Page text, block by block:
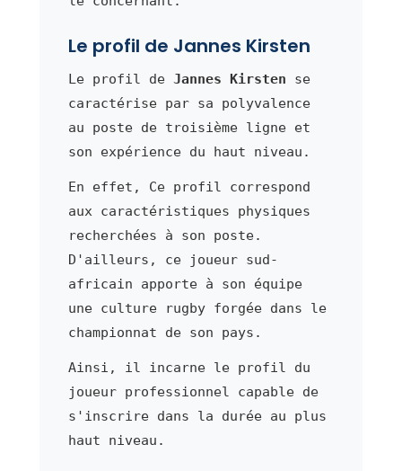
Le profil de Jannes Kirsten
Le profil de Jannes Kirsten se
caractérise par sa polyvalence
au poste de troisième ligne et
son expérience du haut niveau.
En effet, Ce profil correspond
aux caractéristiques physiques
recherchées à son poste.
D'ailleurs, ce joueur sud-
africain apporte à son équipe
une culture rugby forgée dans le
championnat de son pays.
Ainsi, il incarne le profil du
joueur professionnel capable de
s'inscrire dans la durée au plus
haut niveau.